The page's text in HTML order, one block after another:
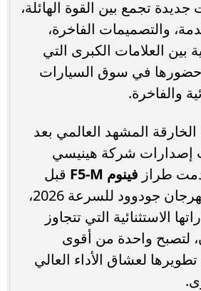
تجمع بين القوة الهائلة،
والتصميمات الفاخرة،
العلامات الكبرى التي
في سوق السيارات
والفاخرة.
المشهد العالمي بعد
شركة هينيسي
طراز فينوم F5-M
قبل
انطلاق فعاليات مهرجان جودوود للسرعة 2026،
الاستثنائية التي تتجاوز
حصان، لتصبح واحدة من أقوى
لعشاق الأداء العالي